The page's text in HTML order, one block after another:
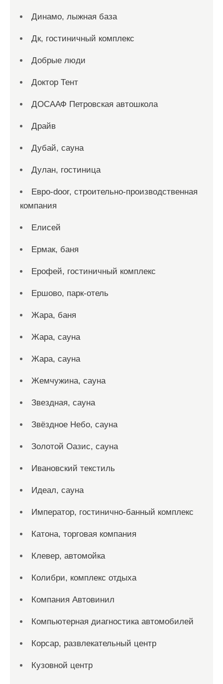
Динамо, лыжная база
Дк, гостиничный комплекс
Добрые люди
Доктор Тент
ДОСААФ Петровская автошкола
Драйв
Дубай, сауна
Дулан, гостиница
Евро-door, строительно-производственная
компания
Елисей
Ермак, баня
Ерофей, гостиничный комплекс
Ершово, парк-отель
Жара, баня
Жара, сауна
Жара, сауна
Жемчужина, сауна
Звездная, сауна
Звёздное Небо, сауна
Золотой Оазис, сауна
Ивановский текстиль
Идеал, сауна
Император, гостинично-банный комплекс
Катона, торговая компания
Клевер, автомойка
Колибри, комплекс отдыха
Компания Автовинил
Компьютерная диагностика автомобилей
Корсар, развлекательный центр
Кузовной центр